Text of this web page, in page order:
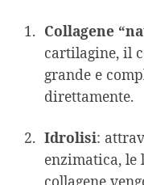
Collagene
cartilagine, il
grande e
direttamente.
Idrolisi:
enzimatica, le